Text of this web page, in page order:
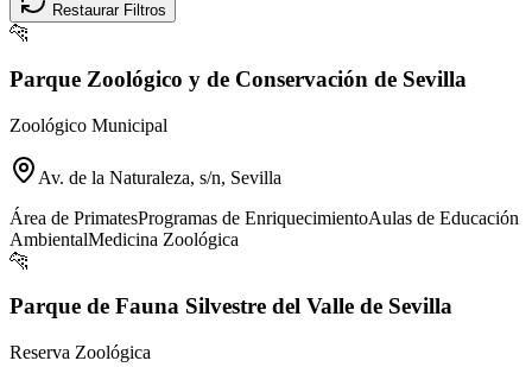
Restaurar Filtros
🐆
Parque Zoológico y de Conservación de Sevilla
Zoológico Municipal
Av. de la Naturaleza, s/n, Sevilla
Área de PrimatesProgramas de EnriquecimientoAulas de Educación
AmbientalMedicina Zoológica
🐆
Parque de Fauna Silvestre del Valle de Sevilla
Reserva Zoológica